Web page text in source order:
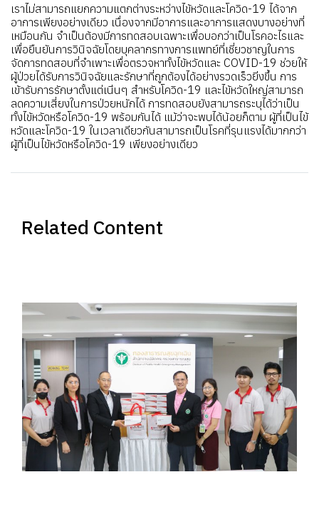
เราไม่สามารถแยกความแตกต่างระหว่างไข้หวัดและโควิด-19 ได้จาก
อาการเพียงอย่างเดียว เนื่องจากมีอาการและอาการแสดงบางอย่างที่
เหมือนกัน จำเป็นต้องมีการทดสอบเฉพาะเพื่อบอกว่าเป็นโรคอะไรและ
เพื่อยืนยันการวินิจฉัยโดยบุคลากรทางการแพทย์ที่เชี่ยวชาญในการ
จัดการทดสอบที่จำเพาะเพื่อตรวจหาทั้งไข้หวัดและ COVID-19 ช่วยให้
ผู้ป่วยได้รับการวินิจฉัยและรักษาที่ถูกต้องได้อย่างรวดเร็วยิ่งขึ้น การ
เข้ารับการรักษาตั้งแต่เนิ่นๆ สำหรับโควิด-19 และไข้หวัดใหญ่สามารถ
ลดความเสี่ยงในการป่วยหนักได้ การทดสอบยังสามารถระบุได้ว่าเป็น
ทั้งไข้หวัดหรือโควิด-19 พร้อมกันได้ แม้ว่าจะพบได้น้อยก็ตาม ผู้ที่เป็นไข้
หวัดและโควิด-19 ในเวลาเดียวกันสามารถเป็นโรคที่รุนแรงได้มากกว่า
ผู้ที่เป็นไข้หวัดหรือโควิด-19 เพียงอย่างเดียว
Related Content